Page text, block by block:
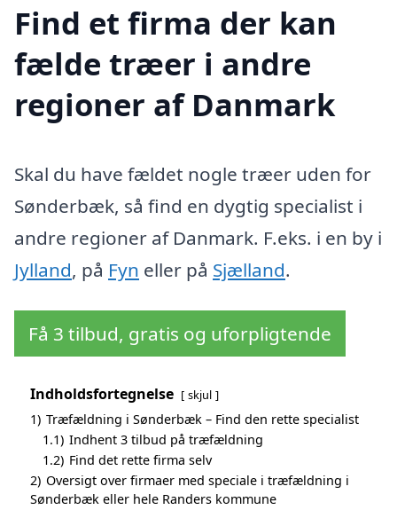
Find et firma der kan
fælde træer i andre
regioner af Danmark
Skal du have fældet nogle træer uden for
Sønderbæk, så find en dygtig specialist i
andre regioner af Danmark. F.eks. i en by i
Jylland, på Fyn eller på Sjælland.
Få 3 tilbud, gratis og uforpligtende
Indholdsfortegnelse skjul
1) Træfældning i Sønderbæk – Find den rette specialist
1.1) Indhent 3 tilbud på træfældning
1.2) Find det rette firma selv
2) Oversigt over firmaer med speciale i træfældning i
Sønderbæk eller hele Randers kommune